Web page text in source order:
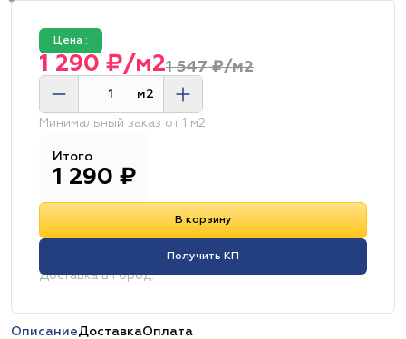
Цена :
1 547 ₽/м2
1 290 ₽/м2
м2
Минимальный заказ от 1 м2
Итого
1 290 ₽
В корзину
Получить КП
Доставка в город:
ОписаниеДоставкаОплата